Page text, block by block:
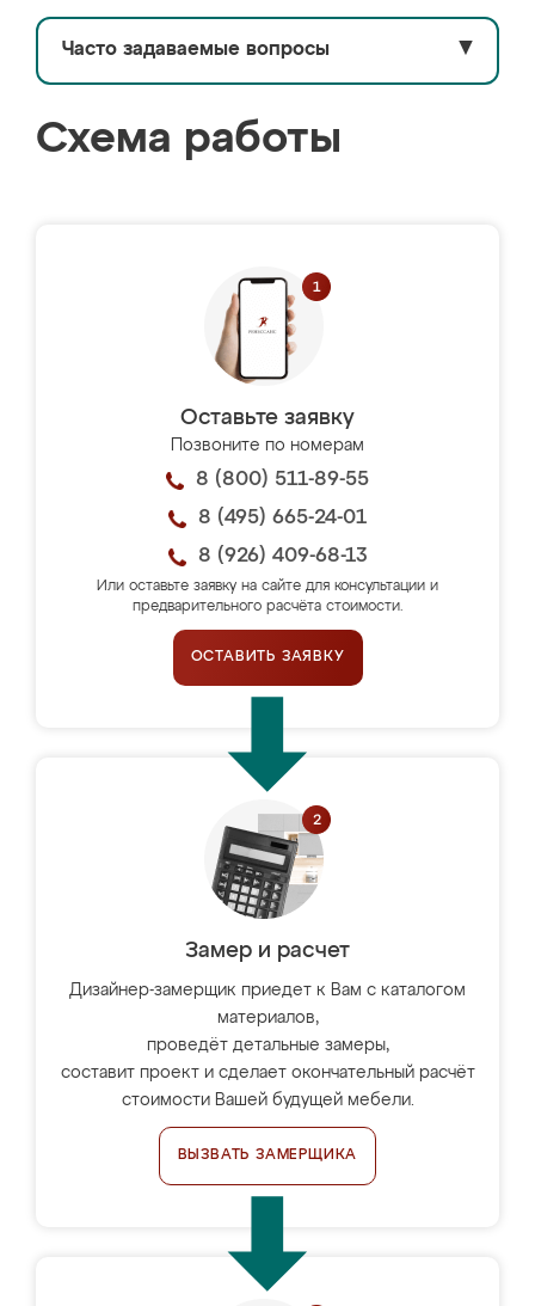
Часто задаваемые вопросы ▼
Схема работы
Оставьте заявку
Позвоните по номерам
8 (800) 511-89-55
8 (495) 665-24-01
8 (926) 409-68-13
Или оставьте заявку на сайте для консультации и
предварительного расчёта стоимости.
ОСТАВИТЬ ЗАЯВКУ
Замер и расчет
Дизайнер-замерщик приедет к Вам с каталогом
материалов,
проведёт детальные замеры,
составит проект и сделает окончательный расчёт
стоимости Вашей будущей мебели.
ВЫЗВАТЬ ЗАМЕРЩИКА